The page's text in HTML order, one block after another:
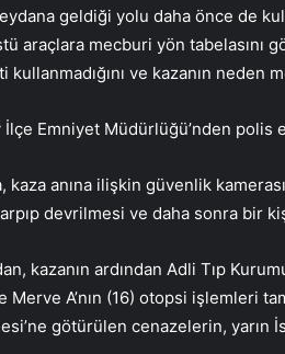
geldiği yolu daha önce de
araçlara mecburi yön tabelasını
kullanmadığını ve kazanın neden
İlçe Emniyet Müdürlüğü’nden
kaza anına ilişkin güvenlik
devrilmesi ve daha sonra bir
kazanın ardından Adli Tıp
Merve A’nın (16) otopsi işlemleri
götürülen cenazelerin, yarın